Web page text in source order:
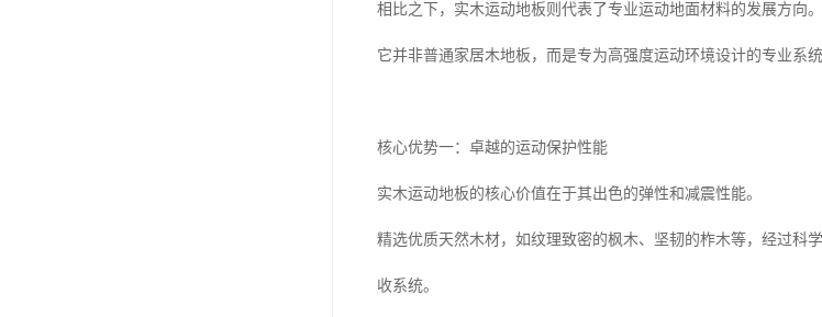
相比之下，实木运动地板则代表了专业运动地面材料的发展方向。
它并非普通家居木地板，而是专为高强度运动环境设计的专业系统
核心优势一：卓越的运动保护性能
实木运动地板的核心价值在于其出色的弹性和减震性能。
精选优质天然木材，如纹理致密的枫木、坚韧的柞木等，经过科
收系统。